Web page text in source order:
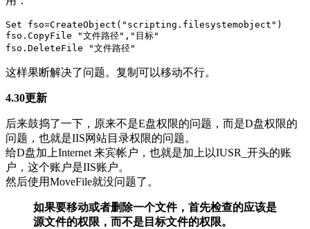
Set fso=CreateObject("scripting.filesystemobject")
fso.CopyFile "文件路径","目标"
这样果断解决了问题。复制可以移动不行。
4.30更新
后来鼓捣了一下，原来不是E盘权限的问题，而是D盘权限的
问题，也就是IIS网站目录权限的问题。
给D盘加上Internet 来宾帐户，也就是加上以IUSR_开头的账
户，这个账户是IIS账户。
然后使用MoveFile就没问题了。
如果要移动或者删除一个文件，首先检查的应该是
源文件的权限，而不是目标文件的权限。